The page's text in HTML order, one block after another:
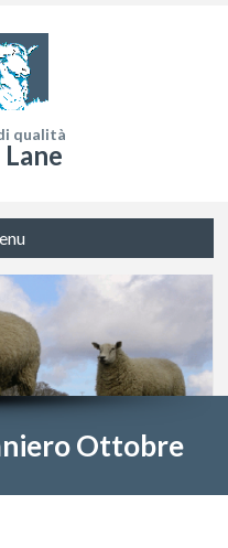
qualità
Ottobre